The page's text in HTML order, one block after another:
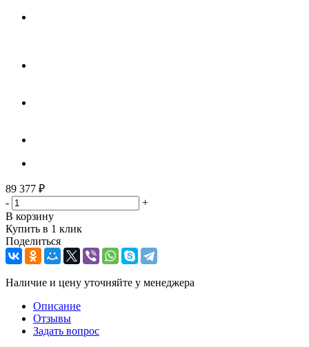
89 377 ₽
-
+
В корзину
Купить в 1 клик
Поделиться
Наличие и цену уточняйте у менеджера
Описание
Отзывы
Задать вопрос